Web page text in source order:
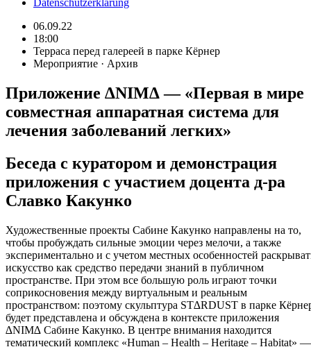
Datenschutzerklärung
06.09.22
18:00
Терраса перед галереей в парке Кёрнер
Мероприятие · Архив
Приложение ∆NIM∆ — «Первая в мире
совместная аппаратная система для
лечения заболеваний легких»
Беседа с куратором и демонстрация
приложения с участием доцента д-ра
Славко Какунко
Художественные проекты Сабине Какунко направлены на то,
чтобы пробуждать сильные эмоции через мелочи, а также
экспериментально и с учетом местных особенностей
искусство как средство передачи знаний в публичном
пространстве. При этом все большую роль играют точки
соприкосновения между виртуальным и реальным
пространством: поэтому скульптура ST∆RDUST в парке
будет представлена и обсуждена в контексте приложения
∆NIM∆ Сабине Какунко. В центре внимания находится
тематический комплекс «Human – Health – Heritage – Habitat» —